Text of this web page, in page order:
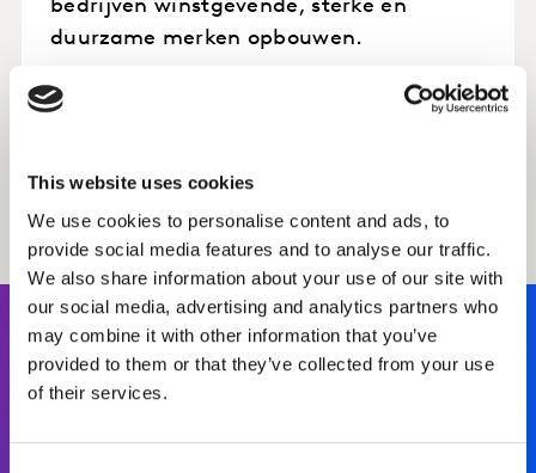
This website uses cookies
We use cookies to personalise content and ads, to
provide social media features and to analyse our traffic.
We also share information about your use of our site with
our social media, advertising and analytics partners who
may combine it with other information that you’ve
provided to them or that they’ve collected from your use
of their services.
bedrijven winstgevende, sterke en
duurzame merken opbouwen.
AI bij Kantar